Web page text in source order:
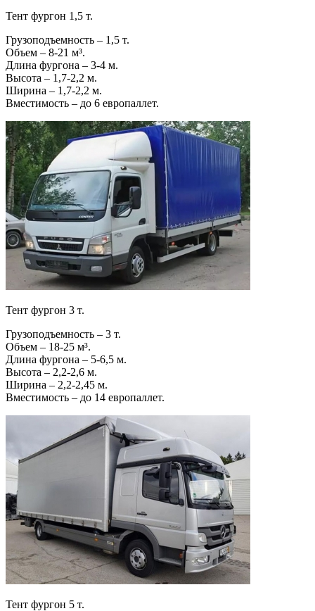
Тент фургон 1,5 т.
Грузоподъемность – 1,5 т.
Объем – 8-21 м³.
Длина фургона – 3-4 м.
Высота – 1,7-2,2 м.
Ширина – 1,7-2,2 м.
Вместимость – до 6 европаллет.
Тент фургон 3 т.
Грузоподъемность – 3 т.
Объем – 18-25 м³.
Длина фургона – 5-6,5 м.
Высота – 2,2-2,6 м.
Ширина – 2,2-2,45 м.
Вместимость – до 14 европаллет.
Тент фургон 5 т.